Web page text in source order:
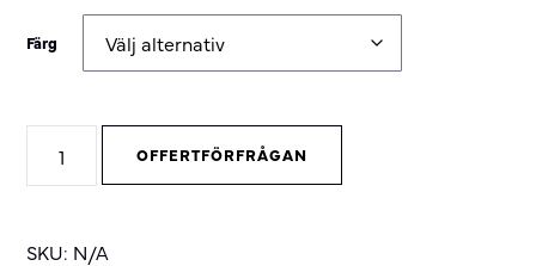
Färg
1165712
OFFERTFÖRFRÅGAN
SKU: N/A